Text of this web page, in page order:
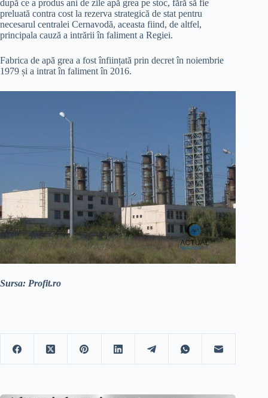
după ce a produs ani de zile apă grea pe stoc, fără să fie
preluată contra cost la rezerva strategică de stat pentru
necesarul centralei Cernavodă, aceasta fiind, de altfel,
principala cauză a intrării în faliment a Regiei.
Fabrica de apă grea a fost înființată prin decret în noiembrie
1979 și a intrat în faliment în 2016.
Sursa: Profit.ro